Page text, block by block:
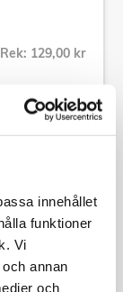
innehållet
funktioner
Vi
annan
och
Rek: 129,00 kr